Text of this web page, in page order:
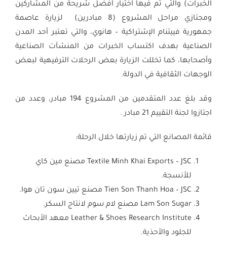
الخبرات) والتي تم فيها اختيار أفضل شريحة من المشاركين
ومجتازي مراحل المشروع (8 مبادرين) لزيارة عاصمة
جمهورية فييتنام الإشتراكية – هانوي، والتي تعتبر أحد المدن
الصناعية بهدف اكتساب الخبرات من المنشآت الصناعية
وأصحابها، كما تخللت الزيارة بعض الرحلات الترفيهية لبعض
الوجهات الثقافية في الدولة.
وقد بلغ عدد المتقدمين من المشروع 194 مبادر، وعدد من
اجتازوا لجنة التقييم 21 مبادر .
قائمة المصانع التي تم زيارتها خلال الرحلة:
Textile Minh Khai Exports – JSC مصنع مين كاي
للأنسجة.
Tien Son Thanh Hoa – JSC مصنع تيين سون تان هوا.
Lam Son Sugar مصنع لام سوم لانتاج السكر.
Leather & Shoes Research Institute معهد الأبحاث
للجلود والأحذية.